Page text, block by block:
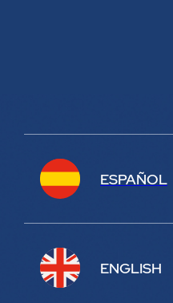
ESPAÑOL
ENGLISH